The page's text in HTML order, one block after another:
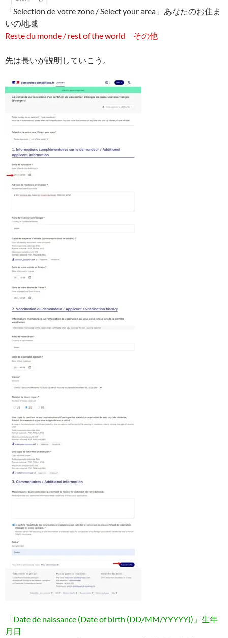
「Selection de votre zone / Select your area」あなたのお住ま
いの地域
Reste du monde / rest of the world その他
先は長いが説明していこう。
「Date de naissance (Date of birth (DD/MM/YYYYY))」生年
月日